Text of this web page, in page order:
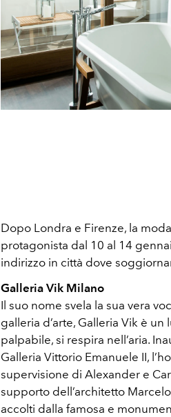
Dopo Londra e Firenze, la
protagonista dal 10 al 14
indirizzo in città dove
Galleria Vik Milano
Il suo nome svela la sua vera
galleria d’arte, Galleria Vik è
palpabile, si respira nell’aria.
Galleria Vittorio Emanuele II,
supervisione di Alexander e
supporto dell’architetto
accolti dalla famosa e